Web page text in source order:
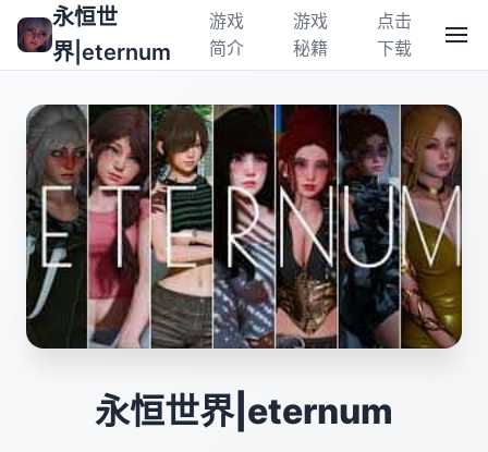
永恒世
界|eternum
游戏
简介
游戏
秘籍
点击
下载
永恒世界|eternum